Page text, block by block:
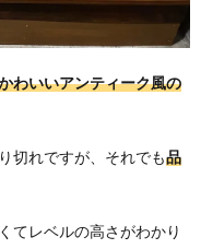
わいいアンティーク風の
切れですが、それでも品
てレベルの高さがわかり